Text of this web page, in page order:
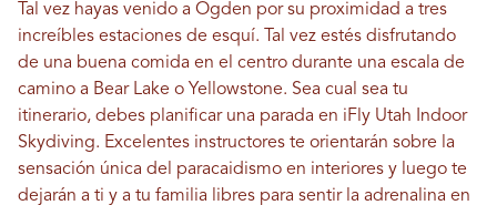
Tal vez hayas venido a Ogden por su proximidad a tres
increíbles estaciones de esquí. Tal vez estés disfrutando
de una buena comida en el centro durante una escala de
camino a Bear Lake o Yellowstone. Sea cual sea tu
itinerario, debes planificar una parada en iFly Utah Indoor
Skydiving. Excelentes instructores te orientarán sobre la
sensación única del paracaidismo en interiores y luego te
dejarán a ti y a tu familia libres para sentir la adrenalina en